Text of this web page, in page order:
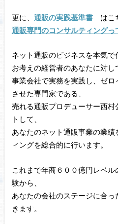
更に、 通販の実践基準書はこ
通販専門のコンサルティングっ
ネット通販のビジネスを本気で
お考えの経営者のあなたに対
事業会社で実務を実践し、ゼ
させた専門家である、
売れる通販プロデューサー西
トして、
あなたのネット通販事業の業
ィングを総合的に行います。
これまで年商６００億円レベ
験から、
あなたの会社のステージに合
きます。